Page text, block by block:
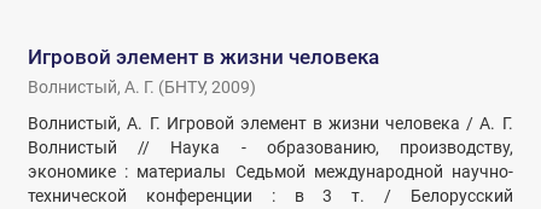
Игровой элемент в жизни человека
Волнистый, А. Г. (БНТУ,2009)
Волнистый, А. Г. Игровой элемент в жизни человека / А. Г.
Волнистый // Наука - образованию, производству,
экономике : материалы Седьмой международной научно-
технической конференции : в 3 т. / Белорусский